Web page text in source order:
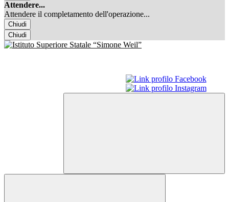
Attendere...
Attendere il completamento dell'operazione...
Chiudi
Chiudi